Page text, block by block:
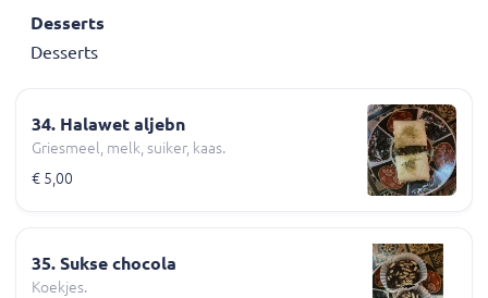
Desserts
Desserts
34. Halawet aljebn
Griesmeel, melk, suiker, kaas.
€ 5,00
35. Sukse chocola
Koekjes.